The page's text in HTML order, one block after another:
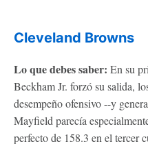
Cleveland Browns
Lo que debes saber: En su
Beckham Jr. forzó su salida,
desempeño ofensivo --y
Mayfield parecía
perfecto de 158.3 en el tercer